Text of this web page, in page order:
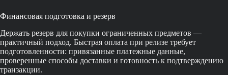
Финансовая подготовка и резерв
Держать резерв для покупки ограниченных предметов —
практичный подход. Быстрая оплата при релизе требует
подготовленности: привязанные платежные данные,
проверенные способы доставки и готовность к подтверждению
транзакции.